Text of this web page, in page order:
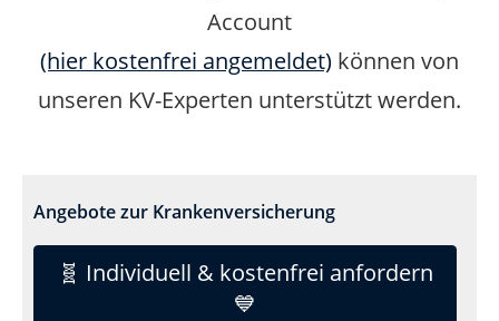
Account
(hier kostenfrei angemeldet) können von
unseren KV-Experten unterstützt werden.
Angebote zur Krankenversicherung
🧬 Individuell & kostenfrei anfordern
💙